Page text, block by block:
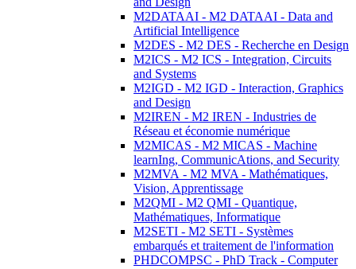
M2DATAAI - M2 DATAAI - Data and
Artificial Intelligence
M2DES - M2 DES - Recherche en Design
M2ICS - M2 ICS - Integration, Circuits
and Systems
M2IGD - M2 IGD - Interaction, Graphics
and Design
M2IREN - M2 IREN - Industries de
Réseau et économie numérique
M2MICAS - M2 MICAS - Machine
learnIng, CommunicAtions, and Security
M2MVA - M2 MVA - Mathématiques,
Vision, Apprentissage
M2QMI - M2 QMI - Quantique,
Mathématiques, Informatique
M2SETI - M2 SETI - Systèmes
embarqués et traitement de l'information
PHDCOMPSC - PhD Track - Computer